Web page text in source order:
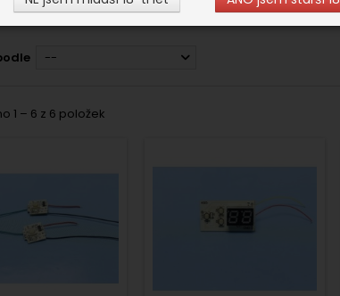
--
1 – 6 z 6 položek